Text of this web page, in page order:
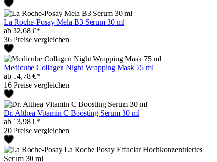
La Roche-Posay Mela B3 Serum 30 ml
ab 32,68 €*
36 Preise vergleichen
Medicube Collagen Night Wrapping Mask 75 ml
ab 14,78 €*
16 Preise vergleichen
Dr. Althea Vitamin C Boosting Serum 30 ml
ab 13,98 €*
20 Preise vergleichen